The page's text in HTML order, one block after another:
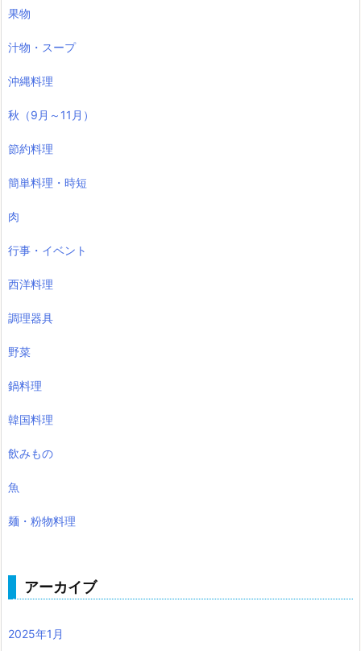
果物
汁物・スープ
沖縄料理
秋（9月～11月）
節約料理
簡単料理・時短
肉
行事・イベント
西洋料理
調理器具
野菜
鍋料理
韓国料理
飲みもの
魚
麺・粉物料理
アーカイブ
2025年1月